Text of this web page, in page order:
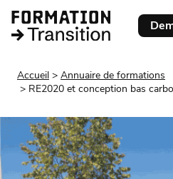
Accueil
Annuaire de formations
RE2020 et conception bas